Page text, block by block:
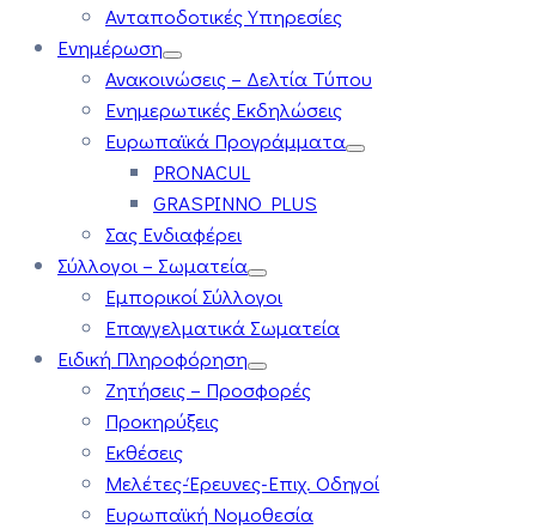
Ανταποδοτικές Υπηρεσίες
Ενημέρωση
Ανακοινώσεις – Δελτία Τύπου
Ενημερωτικές Εκδηλώσεις
Ευρωπαϊκά Προγράμματα
PRONACUL
GRASPINNO PLUS
Σας Ενδιαφέρει
Σύλλογοι – Σωματεία
Εμπορικοί Σύλλογοι
Επαγγελματικά Σωματεία
Ειδική Πληροφόρηση
Ζητήσεις – Προσφορές
Προκηρύξεις
Εκθέσεις
Μελέτες-Έρευνες-Επιχ. Οδηγοί
Ευρωπαϊκή Νομοθεσία